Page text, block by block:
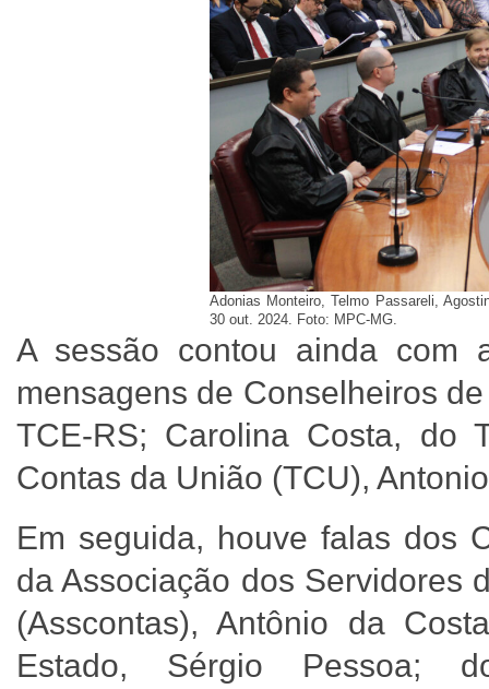
Adonias Monteiro, Telmo Passareli,
30 out. 2024. Foto: MPC-MG.
A sessão contou ainda com
mensagens de Conselheiros
TCE-RS; Carolina Costa, do
Contas da União (TCU),
Em seguida, houve falas dos
da Associação dos Servidores
(Asscontas), Antônio da
Estado, Sérgio Pessoa;